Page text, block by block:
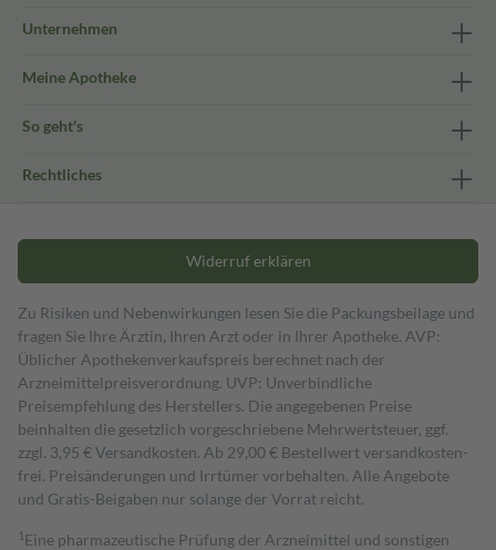
Unternehmen
Meine Apotheke
So geht's
Rechtliches
Widerruf erklären
Zu Risiken und Nebenwirkungen lesen Sie die Packungsbeilage und
fragen Sie Ihre Ärztin, Ihren Arzt oder in Ihrer Apotheke. AVP:
Üblicher Apothekenverkaufspreis berechnet nach der
Arzneimittelpreisverordnung. UVP: Unverbindliche
Preisempfehlung des Herstellers. Die angegebenen Preise
beinhalten die gesetzlich vorgeschriebene Mehrwertsteuer, ggf.
zzgl. 3,95 € Versandkosten. Ab 29,00 € Bestell­wert versand­kosten­
frei. Preisänderungen und Irrtümer vorbehalten. Alle Angebote
und Gratis-Beigaben nur solange der Vorrat reicht.
1 Eine pharmazeutische Prüfung der Arzneimittel und sonstigen